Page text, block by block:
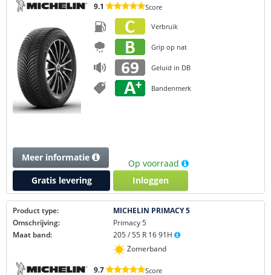
9.1 Score
Verbruik
Grip op nat
Geluid in DB
Bandenmerk
Op voorraad
Inloggen
Meer informatie
Gratis levering
Product type:
MICHELIN PRIMACY 5
Omschrijving:
Primacy 5
Maat band:
205 / 55 R 16 91H
Zomerband
9.7 Score